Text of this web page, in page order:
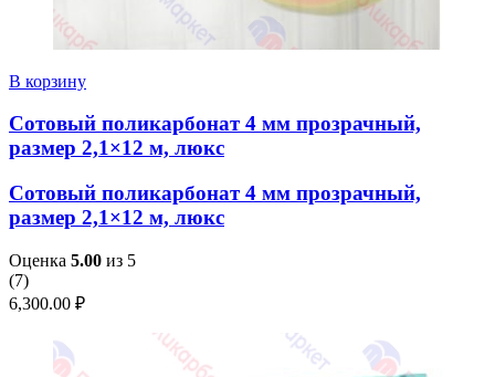
В корзину
Сотовый поликарбонат 4 мм прозрачный,
размер 2,1×12 м, люкс
Сотовый поликарбонат 4 мм прозрачный,
размер 2,1×12 м, люкс
Оценка 5.00 из 5
(7)
6,300.00 ₽